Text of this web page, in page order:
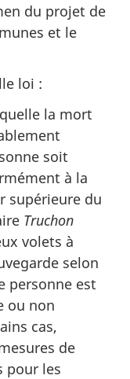
du projet de
et le
loi :
la mort
soit
à la
supérieure du
Truchon
volets à
selon
personne est
ou non
cas,
de
pour les